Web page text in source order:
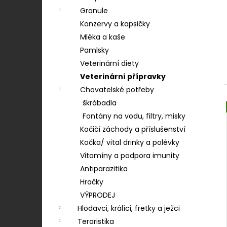
Granule
Konzervy a kapsičky
Mléka a kaše
Pamlsky
Veterinární diety
Veterinární přípravky
Chovatelské potřeby
škrábadla
Fontány na vodu, filtry, misky
Kočičí záchody a příslušenství
Kočka/ vital drinky a polévky
Vitamíny a podpora imunity
Antiparazitika
Hračky
VÝPRODEJ
Hlodavci, králíci, fretky a ježci
Teraristika
LOJSEMENNÁ KOULE - 90 G